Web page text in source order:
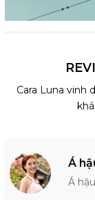
Cara Luna vinh
Á
Á